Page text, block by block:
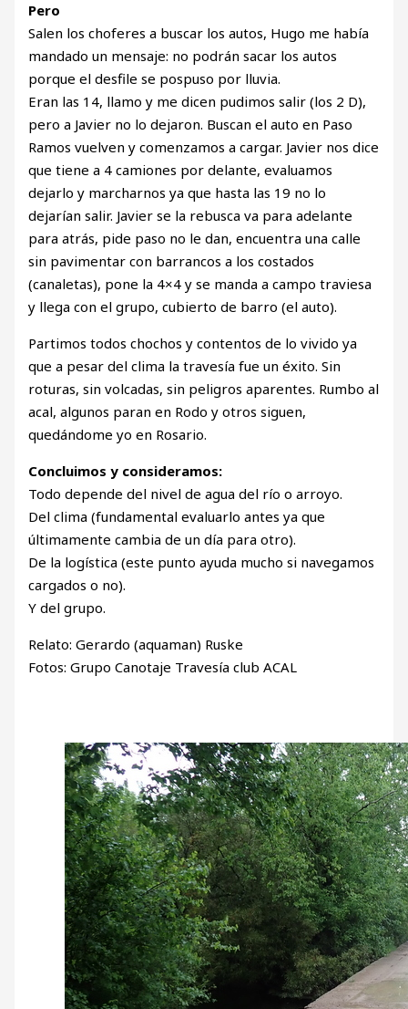
Pero
Salen los choferes a buscar los autos, Hugo me había
mandado un mensaje: no podrán sacar los autos
porque el desfile se pospuso por lluvia.
Eran las 14, llamo y me dicen pudimos salir (los 2 D),
pero a Javier no lo dejaron. Buscan el auto en Paso
Ramos vuelven y comenzamos a cargar. Javier nos dice
que tiene a 4 camiones por delante, evaluamos
dejarlo y marcharnos ya que hasta las 19 no lo
dejarían salir. Javier se la rebusca va para adelante
para atrás, pide paso no le dan, encuentra una calle
sin pavimentar con barrancos a los costados
(canaletas), pone la 4×4 y se manda a campo traviesa
y llega con el grupo, cubierto de barro (el auto).
Partimos todos chochos y contentos de lo vivido ya
que a pesar del clima la travesía fue un éxito. Sin
roturas, sin volcadas, sin peligros aparentes. Rumbo al
acal, algunos paran en Rodo y otros siguen,
quedándome yo en Rosario.
Concluimos y consideramos:
Todo depende del nivel de agua del río o arroyo.
Del clima (fundamental evaluarlo antes ya que
últimamente cambia de un día para otro).
De la logística (este punto ayuda mucho si navegamos
cargados o no).
Y del grupo.
Relato: Gerardo (aquaman) Ruske
Fotos: Grupo Canotaje Travesía club ACAL